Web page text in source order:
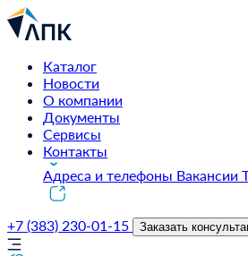
Каталог
Новости
О компании
Документы
Сервисы
Контакты
Адреса и телефоны Вакансии
+7 (383) 230-01-15 Заказать